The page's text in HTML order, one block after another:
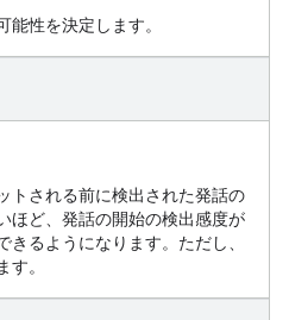
能性を決定します。
トされる前に検出された発話の
ほど、発話の開始の検出感度が
るようになります。ただし、
す。